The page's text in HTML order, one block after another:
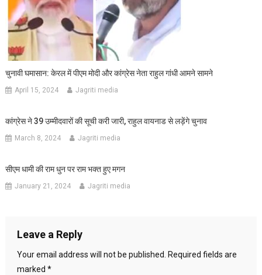
चुनावी घमासान: केरल में पीएम मोदी और कांग्रेस नेता राहुल गांधी आमने सामने
April 15, 2024 Jagriti media
कांग्रेस ने 39 उम्मीदवारों की सूची करी जारी, राहुल वायनाड से लड़ेंगे चुनाव
March 8, 2024 Jagriti media
सीएम धामी की राम धुन पर राम भक्त हुए मगन
January 21, 2024 Jagriti media
Leave a Reply
Your email address will not be published.
Required fields are
marked *